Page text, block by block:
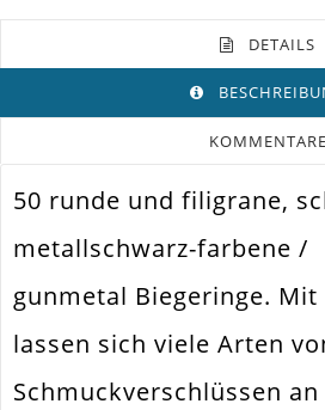
DETAILS
KOMMENTARE
Farbe Gunmetal
Funktion Bindering
Spezifikation Biegeringe
Verwendung
Befestigen
50 runde und filigrane,
metallschwarz-farbene /
gunmetal Biegeringe. Mit
lassen sich viele Arten
Schmuckverschlüssen